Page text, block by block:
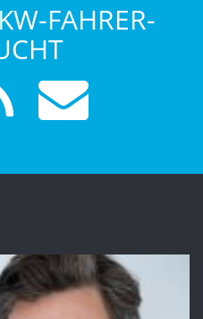
FAHRER-